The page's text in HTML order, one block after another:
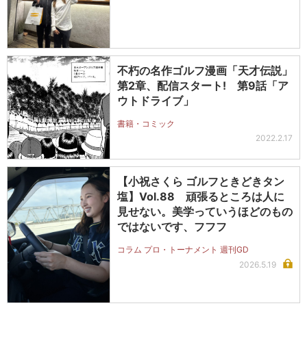
不朽の名作ゴルフ漫画「天才伝説」
第2章、配信スタート! 第9話「ア
ウトドライブ」
書籍・コミック
2022.2.17
【小祝さくら ゴルフときどきタン
塩】Vol.88 頑張るところは人に
見せない。美学っていうほどのもの
ではないです、フフフ
コラム プロ・トーナメント 週刊GD
2026.5.19